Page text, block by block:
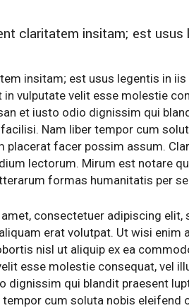
claritatem insitam; est
insitam; est usus legentis in
in vulputate velit esse molestie
et iusto odio dignissim qui
Nam liber tempor cum
placerat facer possim assum.
lectorum. Mirum est notare
formas humanitatis per
consectetuer adipiscing
erat volutpat. Ut wisi enim
nisl ut aliquip ex ea
esse molestie consequat, vel
dignissim qui blandit praesent
tempor cum soluta nobis